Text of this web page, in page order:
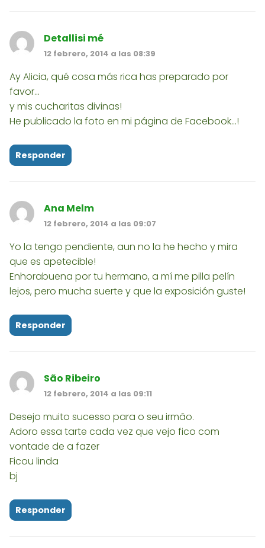
Detallisi mé
12 febrero, 2014 a las 08:39
Ay Alicia, qué cosa más rica has preparado por
favor...
y mis cucharitas divinas!
He publicado la foto en mi página de Facebook...!
Responder
Ana Melm
12 febrero, 2014 a las 09:07
Yo la tengo pendiente, aun no la he hecho y mira
que es apetecible!
Enhorabuena por tu hermano, a mí me pilla pelín
lejos, pero mucha suerte y que la exposición guste!
Responder
São Ribeiro
12 febrero, 2014 a las 09:11
Desejo muito sucesso para o seu irmão.
Adoro essa tarte cada vez que vejo fico com
vontade de a fazer
Ficou linda
bj
Responder